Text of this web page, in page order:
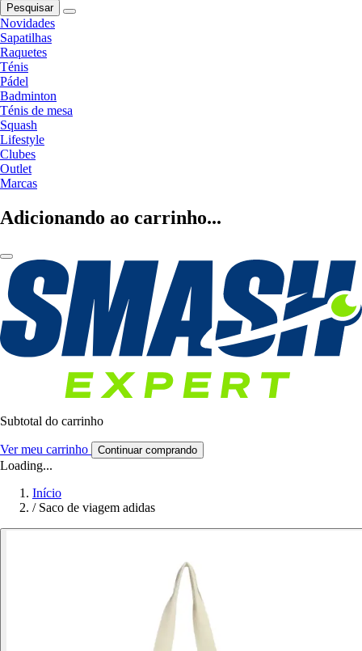
Pesquisar
Novidades
Sapatilhas
Raquetes
Ténis
Pádel
Badminton
Ténis de mesa
Squash
Lifestyle
Clubes
Outlet
Marcas
Adicionando ao carrinho...
Subtotal do carrinho
Ver meu carrinho Continuar comprando
Loading...
Início
/ Saco de viagem adidas